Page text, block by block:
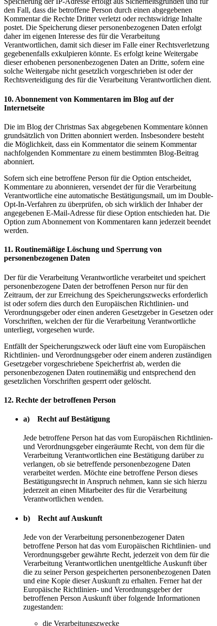
den Fall, dass die betroffene Person durch einen abgegebenen
Kommentar die Rechte Dritter verletzt oder rechtswidrige Inhalte
postet. Die Speicherung dieser personenbezogenen Daten erfolgt
daher im eigenen Interesse des für die Verarbeitung
Verantwortlichen, damit sich dieser im Falle einer Rechtsverletzung
gegebenenfalls exkulpieren könnte. Es erfolgt keine Weitergabe
dieser erhobenen personenbezogenen Daten an Dritte, sofern eine
solche Weitergabe nicht gesetzlich vorgeschrieben ist oder der
Rechtsverteidigung des für die Verarbeitung Verantwortlichen dient.
10. Abonnement von Kommentaren im Blog auf der
Internetseite
Die im Blog der Christmas Sax abgegebenen Kommentare können
grundsätzlich von Dritten abonniert werden. Insbesondere besteht
die Möglichkeit, dass ein Kommentator die seinem Kommentar
nachfolgenden Kommentare zu einem bestimmten Blog-Beitrag
abonniert.
Sofern sich eine betroffene Person für die Option entscheidet,
Kommentare zu abonnieren, versendet der für die Verarbeitung
Verantwortliche eine automatische Bestätigungsmail, um im Double-
Opt-In-Verfahren zu überprüfen, ob sich wirklich der Inhaber der
angegebenen E-Mail-Adresse für diese Option entschieden hat. Die
Option zum Abonnement von Kommentaren kann jederzeit beendet
werden.
11. Routinemäßige Löschung und Sperrung von
personenbezogenen Daten
Der für die Verarbeitung Verantwortliche verarbeitet und speichert
personenbezogene Daten der betroffenen Person nur für den
Zeitraum, der zur Erreichung des Speicherungszwecks erforderlich
ist oder sofern dies durch den Europäischen Richtlinien- und
Verordnungsgeber oder einen anderen Gesetzgeber in Gesetzen oder
Vorschriften, welchen der für die Verarbeitung Verantwortliche
unterliegt, vorgesehen wurde.
Entfällt der Speicherungszweck oder läuft eine vom Europäischen
Richtlinien- und Verordnungsgeber oder einem anderen zuständigen
Gesetzgeber vorgeschriebene Speicherfrist ab, werden die
personenbezogenen Daten routinemäßig und entsprechend den
gesetzlichen Vorschriften gesperrt oder gelöscht.
12. Rechte der betroffenen Person
a) Recht auf Bestätigung
Jede betroffene Person hat das vom Europäischen Richtlinien-
und Verordnungsgeber eingeräumte Recht, von dem für die
Verarbeitung Verantwortlichen eine Bestätigung darüber zu
verlangen, ob sie betreffende personenbezogene Daten
verarbeitet werden. Möchte eine betroffene Person dieses
Bestätigungsrecht in Anspruch nehmen, kann sie sich hierzu
jederzeit an einen Mitarbeiter des für die Verarbeitung
Verantwortlichen wenden.
b) Recht auf Auskunft
Jede von der Verarbeitung personenbezogener Daten
betroffene Person hat das vom Europäischen Richtlinien- und
Verordnungsgeber gewährte Recht, jederzeit von dem für die
Verarbeitung Verantwortlichen unentgeltliche Auskunft über
die zu seiner Person gespeicherten personenbezogenen Daten
und eine Kopie dieser Auskunft zu erhalten. Ferner hat der
Europäische Richtlinien- und Verordnungsgeber der
betroffenen Person Auskunft über folgende Informationen
zugestanden:
die Verarbeitungszwecke